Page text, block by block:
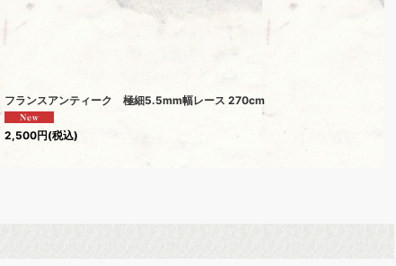
フランスアンティーク 極細5.5mm幅レース 270cm
2,500円(税込)